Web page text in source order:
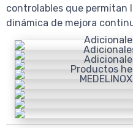
controlables que permitan
dinámica de mejora